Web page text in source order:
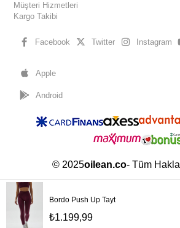
Müşteri Hizmetleri
Kargo Takibi
Facebook Twitter Instagram
Apple
Android
© 2025oilean.co- Tüm
Oilean 2021 yılında faaliyete geçmiş ve online hizmet
dinamik, güçlü ve modaya uygun ürün yelpazesi ile öne
önceliği müşterilerine kendilerini sade ve şık
Çerez Kullanımı
Sizlere en iyi alışveriş deneyimini sunabilmek adına
Bordo Push Up Tayt
₺1.199,99